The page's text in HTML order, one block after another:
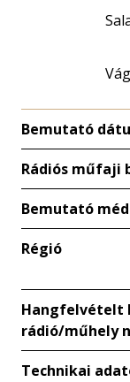
Bemutató
Rádiós műfaji
Bemutató
Régió
Hangfelvételt
rádió/műhely
Technikai